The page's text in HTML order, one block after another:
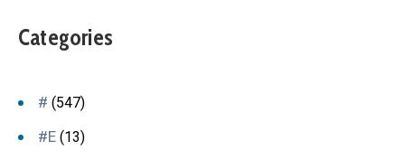
Categories
# (547)
#E (13)